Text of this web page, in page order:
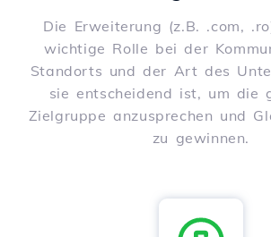
Die Erweiterung (z.B. .com,
wichtige Rolle bei der
Standorts und der Art des
sie entscheidend ist, um die
Zielgruppe anzusprechen und
zu gewinnen.